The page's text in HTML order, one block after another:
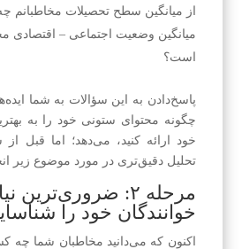
از میانگین سطح تحصیلات مخاطبانم
میانگین وضعیت اجتماعی – اقتصادی
است؟
پاسخ‌دادن به این سؤالات به شما
چگونه محتوای ستونی خود را به
خود ارائه کنید، می‌دهد؛ اما قبل
تحلیل دقیق‌تری در مورد موضوع زیر
مرحله ۲: ضروری‌ترین
خوانندگان خود را
اکنون که می‌دانید مخاطبان شما چه